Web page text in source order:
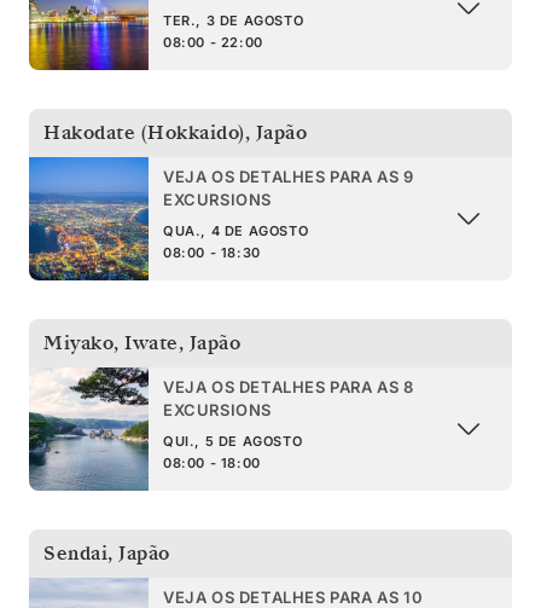
TER., 3 DE AGOSTO
08:00 - 22:00
Hakodate (Hokkaido), Japão
VEJA OS DETALHES PARA AS 9
EXCURSIONS
QUA., 4 DE AGOSTO
08:00 - 18:30
Miyako, Iwate, Japão
VEJA OS DETALHES PARA AS 8
EXCURSIONS
QUI., 5 DE AGOSTO
08:00 - 18:00
Sendai, Japão
VEJA OS DETALHES PARA AS 10